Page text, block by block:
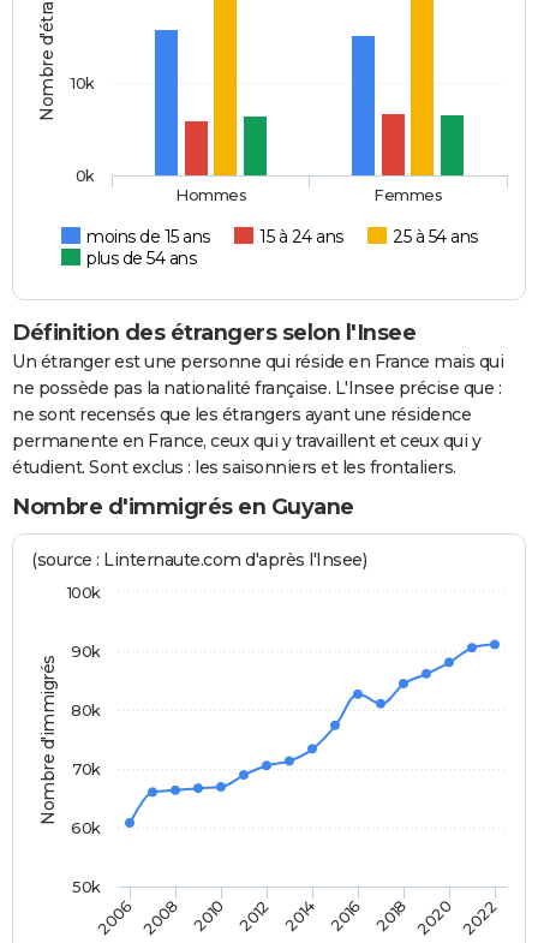
Nombre d'étrangers
moins de 15 ans 15 à 24 ans
25 à 54 ans
plus de 54 ans
Hommes Femmes
0k
10k
Définition des étrangers selon l'Insee
Un étranger est une personne qui réside en France mais qui
ne possède pas la nationalité française. L'Insee précise que :
ne sont recensés que les étrangers ayant une résidence
permanente en France, ceux qui y travaillent et ceux qui y
étudient. Sont exclus : les saisonniers et les frontaliers.
Nombre d'immigrés en Guyane
Nombre d'immigrés
(source : Linternaute.com d'après l'Insee)
2006 2008 2010 2012 2014 2016 2018 2020 2022
50k
60k
70k
80k
90k
100k